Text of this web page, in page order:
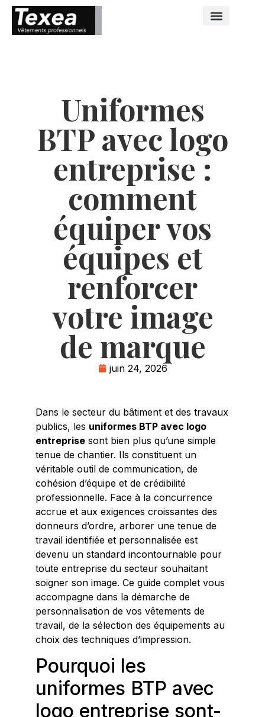
Uniformes
BTP avec logo
entreprise :
comment
équiper vos
équipes et
renforcer
votre image
de marque
juin 24, 2026
Dans le secteur du bâtiment et des travaux
publics, les uniformes BTP avec logo
entreprise sont bien plus qu’une simple
tenue de chantier. Ils constituent un
véritable outil de communication, de
cohésion d’équipe et de crédibilité
professionnelle. Face à la concurrence
accrue et aux exigences croissantes des
donneurs d’ordre, arborer une tenue de
travail identifiée et personnalisée est
devenu un standard incontournable pour
toute entreprise du secteur souhaitant
soigner son image. Ce guide complet vous
accompagne dans la démarche de
personnalisation de vos vêtements de
travail, de la sélection des équipements au
choix des techniques d’impression.
Pourquoi les
uniformes BTP avec
logo entreprise sont-